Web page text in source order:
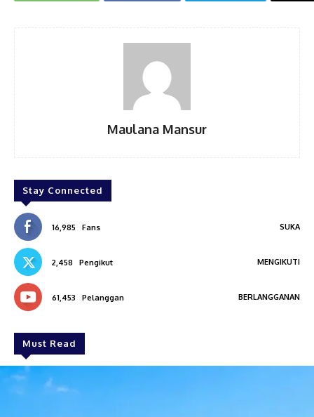
Maulana Mansur
Stay Connected
16,985 Fans SUKA
2,458 Pengikut MENGIKUTI
61,453 Pelanggan BERLANGGANAN
Must Read